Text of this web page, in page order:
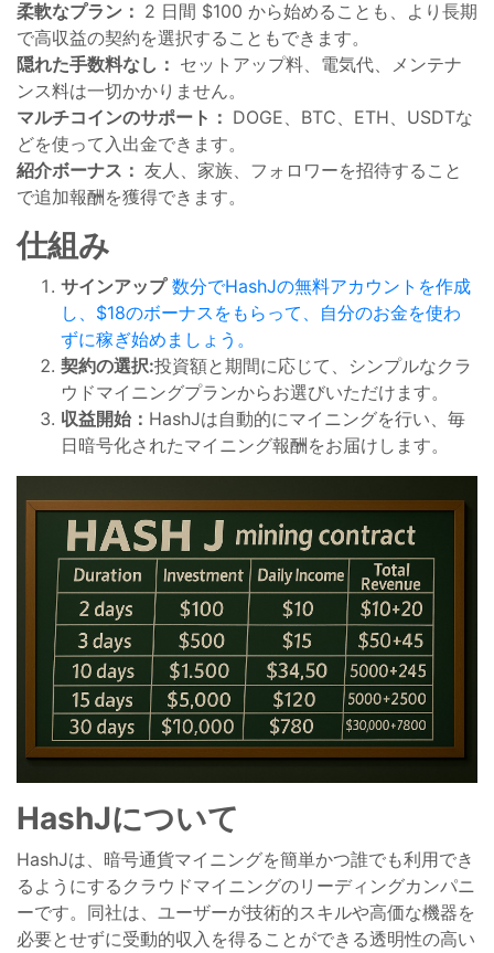
柔軟なプラン： 2 日間 $100 から始めることも、より長期
で高収益の契約を選択することもできます。
隠れた手数料なし： セットアップ料、電気代、メンテナ
ンス料は一切かかりません。
マルチコインのサポート： DOGE、BTC、ETH、USDTな
どを使って入出金できます。
紹介ボーナス： 友人、家族、フォロワーを招待すること
で追加報酬を獲得できます。
仕組み
サインアップ 数分でHashJの無料アカウントを作成
し、$18のボーナスをもらって、自分のお金を使わ
ずに稼ぎ始めましょう。
契約の選択:投資額と期間に応じて、シンプルなクラ
ウドマイニングプランからお選びいただけます。
収益開始： HashJは自動的にマイニングを行い、毎
日暗号化されたマイニング報酬をお届けします。
HashJについて
HashJは、暗号通貨マイニングを簡単かつ誰でも利用でき
るようにするクラウドマイニングのリーディングカンパニ
ーです。同社は、ユーザーが技術的スキルや高価な機器を
必要とせずに受動的収入を得ることができる透明性の高い